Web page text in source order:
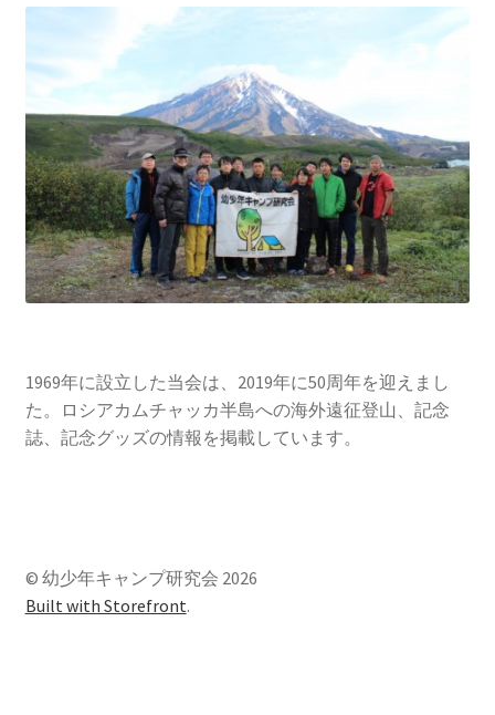
1969年に設立した当会は、2019年に50周年を迎えまし
た。ロシアカムチャッカ半島への海外遠征登山、記念
誌、記念グッズの情報を掲載しています。
© 幼少年キャンプ研究会 2026
Built with Storefront.